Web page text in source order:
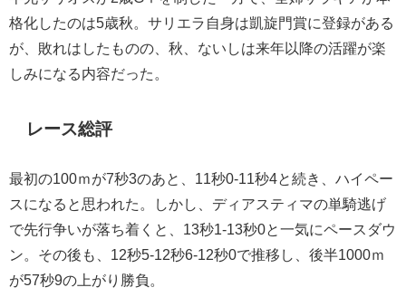
格化したのは5歳秋。サリエラ自身は凱旋門賞に登録がある
が、敗れはしたものの、秋、ないしは来年以降の活躍が楽
しみになる内容だった。
レース総評
最初の100ｍが7秒3のあと、11秒0-11秒4と続き、ハイペー
スになると思われた。しかし、ディアスティマの単騎逃げ
で先行争いが落ち着くと、13秒1-13秒0と一気にペースダウ
ン。その後も、12秒5-12秒6-12秒0で推移し、後半1000ｍ
が57秒9の上がり勝負。